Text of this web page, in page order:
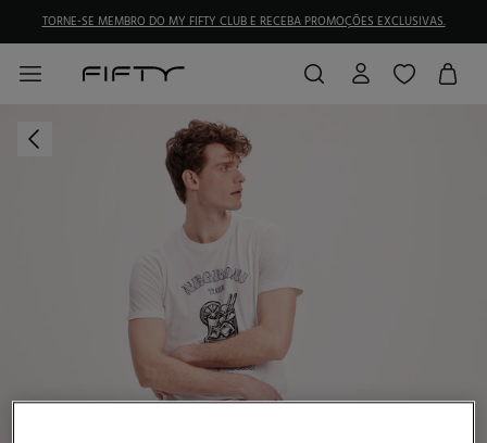
TORNE-SE MEMBRO DO MY FIFTY CLUB E RECEBA PROMOÇÕES EXCLUSIVAS.